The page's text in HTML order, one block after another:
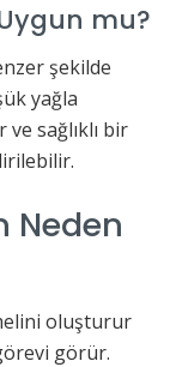
mu?
şekilde
yağla
sağlıklı bir
Neden
oluşturur
görür.